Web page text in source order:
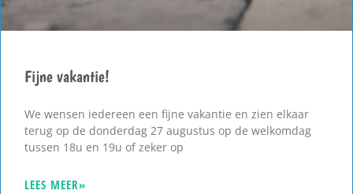
Fijne vakantie!
We wensen iedereen een fijne vakantie en zien elkaar
terug op de donderdag 27 augustus op de welkomdag
tussen 18u en 19u of zeker op
LEES MEER»